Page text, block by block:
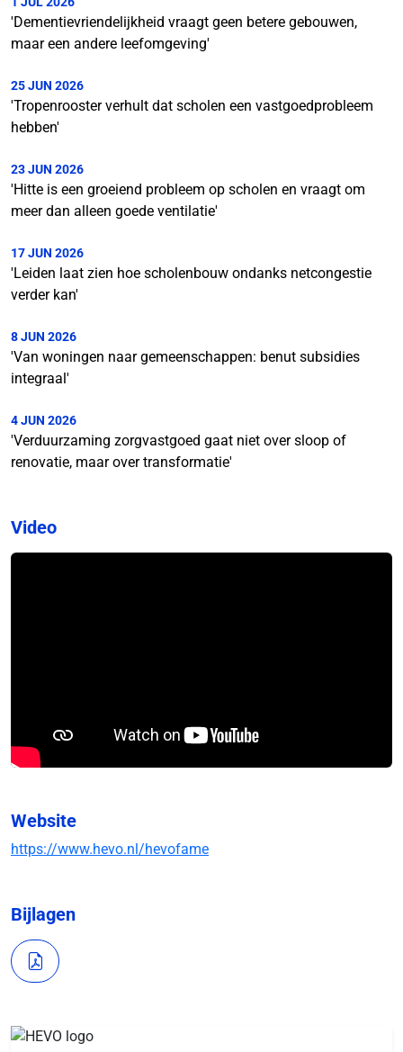
'Dementievriendelijkheid vraagt geen betere gebouwen,
maar een andere leefomgeving'
25 JUN 2026
'Tropenrooster verhult dat scholen een vastgoedprobleem
hebben'
23 JUN 2026
'Hitte is een groeiend probleem op scholen en vraagt om
meer dan alleen goede ventilatie'
17 JUN 2026
'Leiden laat zien hoe scholenbouw ondanks netcongestie
verder kan'
8 JUN 2026
'Van woningen naar gemeenschappen: benut subsidies
integraal'
4 JUN 2026
'Verduurzaming zorgvastgoed gaat niet over sloop of
renovatie, maar over transformatie'
Video
Website
https://www.hevo.nl/hevofame
Bijlagen